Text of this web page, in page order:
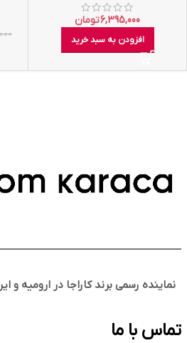
6,395,000تومان
افزودن به سبد خرید
نماینده رسمی برند کاراجا در ارومیه و
تماس با ما